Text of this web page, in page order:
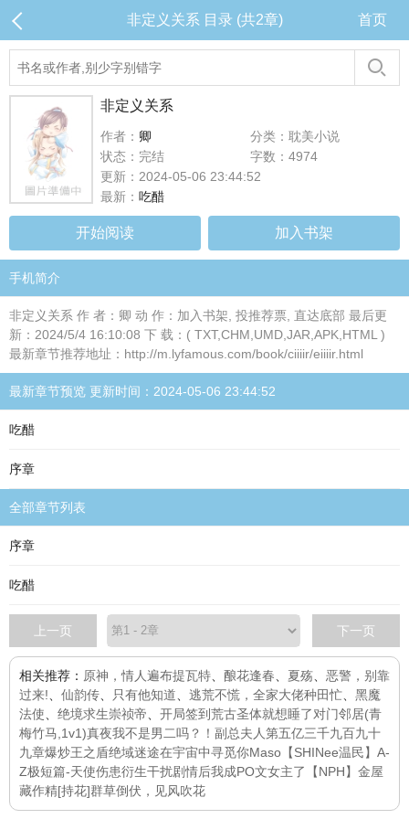
非定义关系 目录 (共2章) 首页
非定义关系
作者： 卿
分类：耽美小说
状态：完结
字数：4974
更新：2024-05-06 23:44:52
最新： 吃醋
开始阅读 加入书架
手机简介
非定义关系 作 者：卿 动 作：加入书架, 投推荐票, 直达底部 最后更
新：2024/5/4 16:10:08 下 载：( TXT,CHM,UMD,JAR,APK,HTML )
最新章节推荐地址：http://m.lyfamous.com/book/ciiiir/eiiiir.html
最新章节预览 更新时间：2024-05-06 23:44:52
吃醋
序章
全部章节列表
序章
吃醋
上一页 下一页
相关推荐： 原神，情人遍布提瓦特 酿花逢春 夏殇
恶警，别靠
过来!
仙韵传 只有他知道 逃荒不慌，全家大佬种田忙
黑魔
法使
绝境求生崇祯帝 开局签到荒古圣体就想睡了对门邻居(青
梅竹马,1v1)真夜我不是男二吗？！ 副总夫人第五亿三千九百九十
九章爆炒王之盾绝域迷途在宇宙中寻觅你Maso 【SHINee温民】A-
Z极短篇-天使伤患衍生干扰剧情后我成PO文女主了【NPH】 金屋
藏作精[持花]群草倒伏，见风吹花